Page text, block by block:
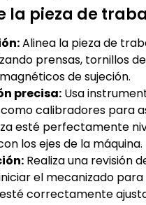
la pieza de
Alinea la pieza de
prensas, tornillos
de sujeción.
precisa: Usa
calibradores para
esté perfectamente
los ejes de la máquina.
Realiza una revisión
el mecanizado
correctamente